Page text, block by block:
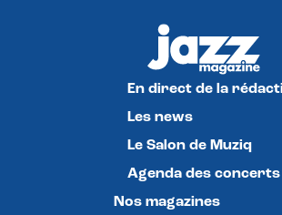
En direct de la
Les news
Le Salon de Muziq
Agenda des concerts
Nos magazines